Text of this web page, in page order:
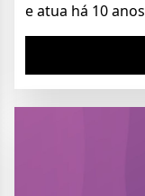
e atua há 10